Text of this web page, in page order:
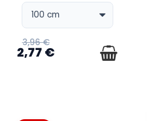
3,96 €
2,77 €